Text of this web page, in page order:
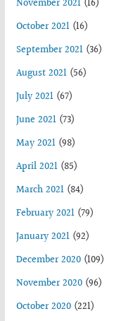
November 2021(16)
October 2021(16)
September 2021(36)
August 2021(56)
July 2021(67)
June 2021(73)
May 2021(98)
April 2021(85)
March 2021(84)
February 2021(79)
January 2021(92)
December 2020(109)
November 2020(96)
October 2020(221)